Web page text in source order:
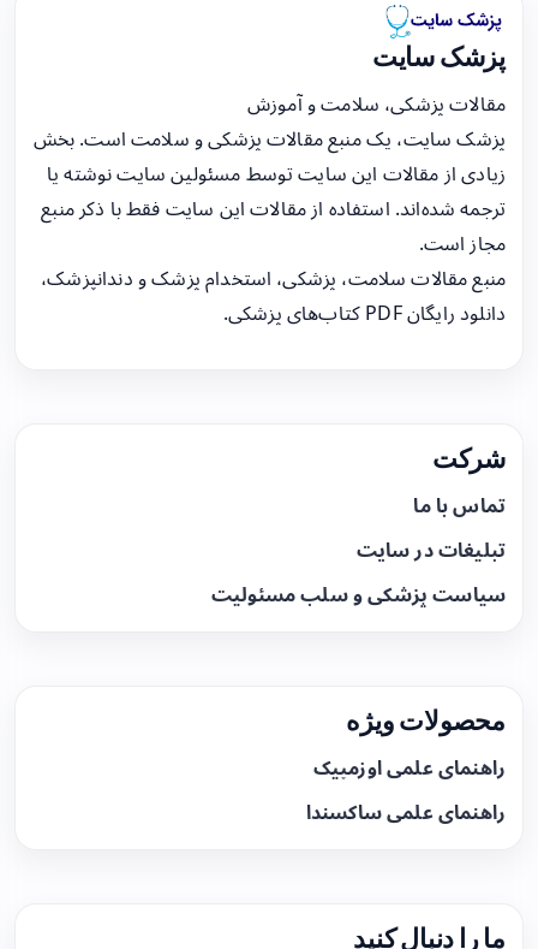
پزشک سایت
مقالات پزشکی، سلامت و آموزش
پزشک سایت، یک منبع مقالات پزشکی و سلامت است. بخش
زیادی از مقالات این سایت توسط مسئولین سایت نوشته یا
ترجمه شده‌اند. استفاده از مقالات این سایت فقط با ذکر منبع
مجاز است.
منبع مقالات سلامت، پزشکی، استخدام پزشک و دندانپزشک،
دانلود رایگان PDF کتاب‌های پزشکی.
شرکت
تماس با ما
تبلیغات در سایت
سیاست پزشکی و سلب مسئولیت
محصولات ویژه
راهنمای علمی اوزمپیک
راهنمای علمی ساکسندا
ما را دنبال کنید